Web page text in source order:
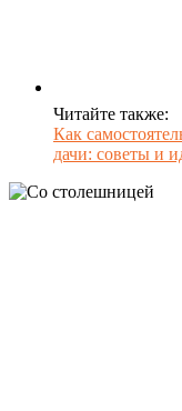
Читайте также:
Как
дачи: советы и